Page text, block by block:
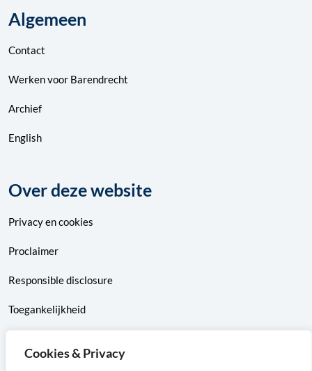
Cookies & Privacy
Algemeen
Contact
Werken voor Barendrecht
Archief
English
Over deze website
Privacyencookies
Proclaimer
Responsible disclosure
Toegankelijkheid